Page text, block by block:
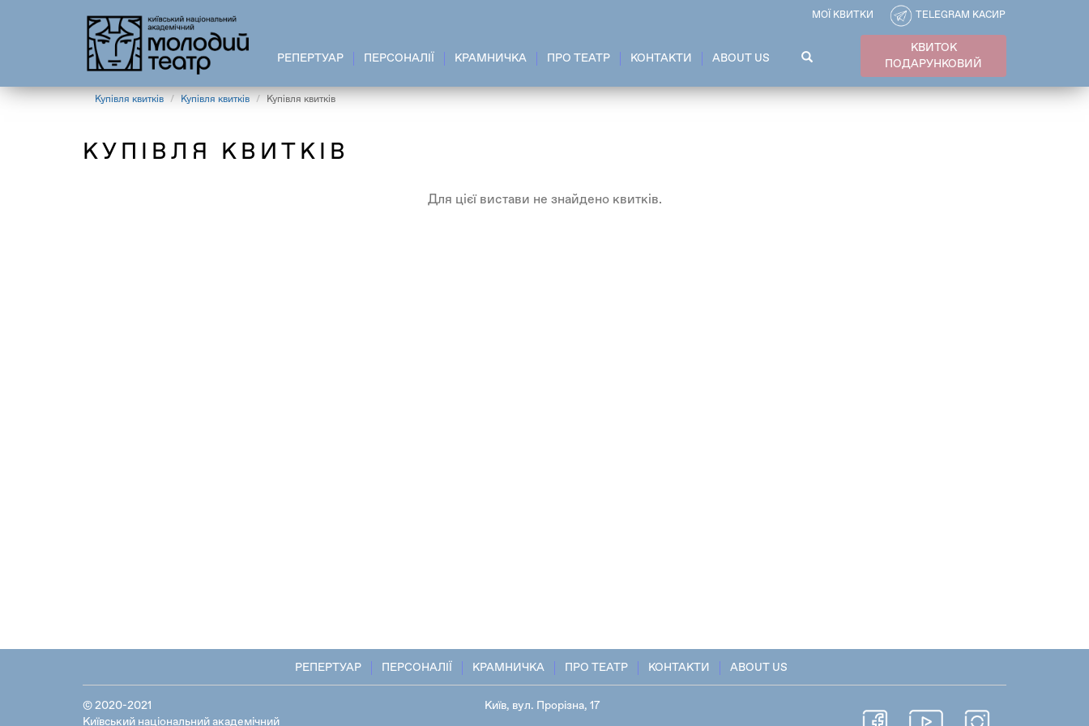
РЕПЕРТУАР ПЕРСОНАЛІЇ КРАМНИЧКА ПРО ТЕАТР КОНТАКТИ ABOUT US
ПОШУКОВА
ФОРМА
КВИТОК
ПОДАРУНКОВИЙ
МОЇ КВИТКИ TELEGRAM КАСИР
Купівля квитків Купівля квитків Купівля квитків
КУПІВЛЯ КВИТКІВ
Для цієї вистави не знайдено квитків.
РЕПЕРТУАР ПЕРСОНАЛІЇ КРАМНИЧКА ПРО ТЕАТР КОНТАКТИ ABOUT US
© 2020-2021
Київський національний академічний
Київ, вул. Прорізна, 17